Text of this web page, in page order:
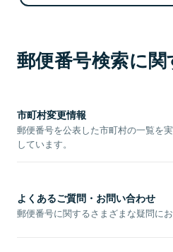
郵便番号検索に
市町村変更情報
郵便番号を公表した市町村の一覧を
しています。
よくあるご質問・お問い合わせ
郵便番号に関するさまざまな疑問にお